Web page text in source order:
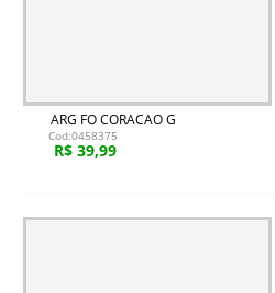
ARG FO CORACAO G
Cod:0458375
R$ 39,99